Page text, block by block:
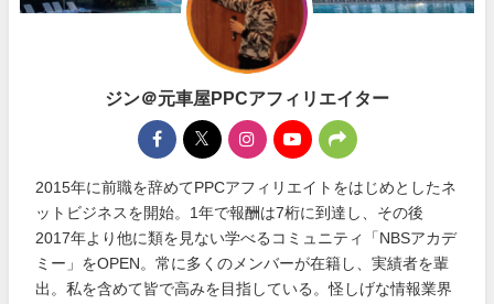
ジン＠元車屋PPCアフィリエイター
2015年に前職を辞めてPPCアフィリエイトをはじめとしたネ
ットビジネスを開始。1年で報酬は7桁に到達し、その後
2017年より他に類を見ない学べるコミュニティ「NBSアカデ
ミー」をOPEN。常に多くのメンバーが在籍し、実績者を輩
出。私を含めて皆で高みを目指している。怪しげな情報業界